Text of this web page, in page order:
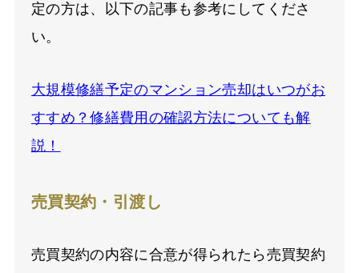
定の方は、以下の記事も参考にしてくださ
い。
大規模修繕予定のマンション売却はいつがお
すすめ？修繕費用の確認方法についても解
説！
売買契約・引渡し
売買契約の内容に合意が得られたら売買契約